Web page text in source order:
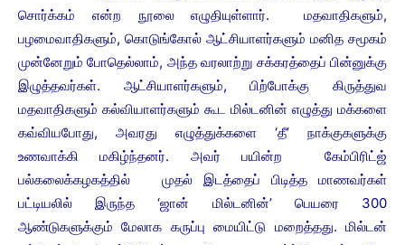
சொர்க்கம் என்ற நூலை எழுதியுள்ளார். மதவாதிகளும்,
பழமைவாதிகளும், கொடுங்கோல் ஆட்சியாளர்களும் மனித சமூகம்
முன்னேறும் போதெல்லாம், அந்த வரலாற்று சக்கரத்தைப் பின்னுக்கு
இழுத்தவர்கள். ஆட்சியாளர்களும், பிற்போக்கு கிருத்துவ
மதவாதிகளும் கல்வியாளர்களும் கூட மில்டனின் எழுத்து மக்களை
கவ்வியபோது, அவரது எழுத்துக்களை ‘தீ’ நாக்குகளுக்கு
உணவாக்கி மகிழ்ந்தனர். அவர் பயின்ற கேம்பிரிட்ஜ்
பல்கலைக்கழகத்தில் முதல் இடத்தைப் பிடித்த மாணவர்கள்
பட்டியலில் இருந்த ‘ஜான் மில்டனின்’ பெயரை 300
ஆண்டுகளுக்கும் மேலாக கருப்பு மையிட்டு மறைத்தது. மில்டன்